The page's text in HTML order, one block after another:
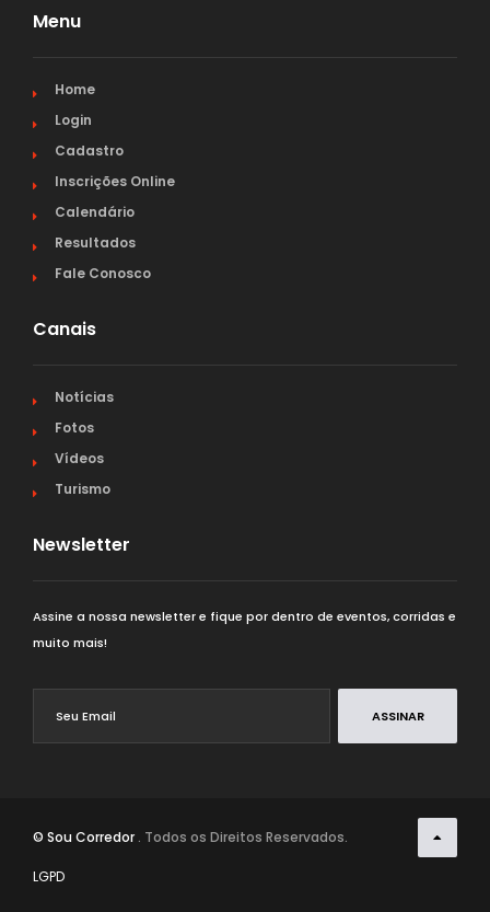
Menu
Home
Login
Cadastro
Inscrições Online
Calendário
Resultados
Fale Conosco
Canais
Notícias
Fotos
Vídeos
Turismo
Newsletter
Assine a nossa newsletter e fique por dentro de eventos, corridas e
muito mais!
ASSINAR
© Sou Corredor. Todos os Direitos Reservados.
LGPD